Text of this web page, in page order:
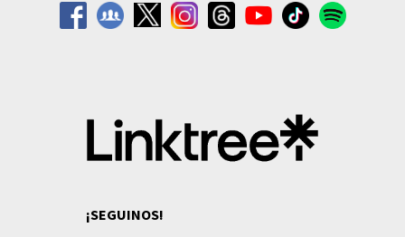
¡SEGUINOS!